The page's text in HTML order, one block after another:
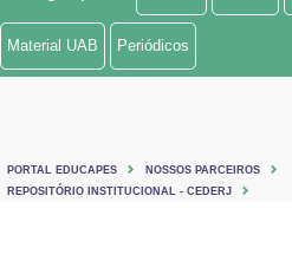
Ministério de Minas e Energia
Ministério do Turismo
Material UAB Periódicos
PORTAL EDUCAPES
NOSSOS PARCEIROS
REPOSITÓRIO INSTITUCIONAL - CEDERJ